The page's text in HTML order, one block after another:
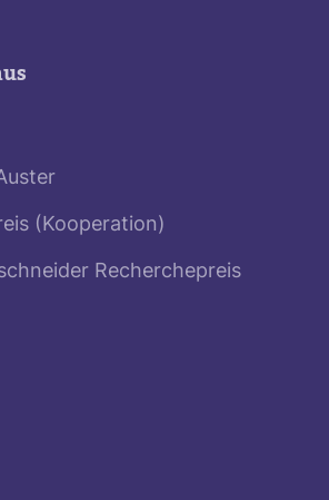
(Kooperation)
Recherchepreis